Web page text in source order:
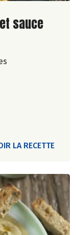
sauce
LA RECETTE